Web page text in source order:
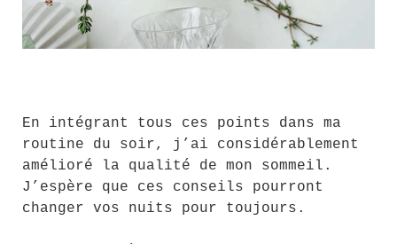
En intégrant tous ces points dans ma
routine du soir, j’ai considérablement
amélioré la qualité de mon sommeil.
J’espère que ces conseils pourront
changer vos nuits pour toujours.